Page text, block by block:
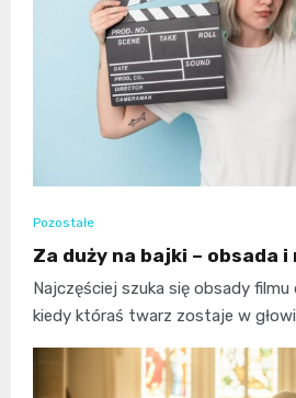
Pozostałe
Za duży na bajki – obsada
Najczęściej szuka się obsady
kiedy któraś twarz zostaje w